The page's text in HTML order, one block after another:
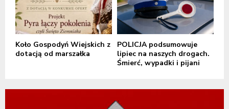
Koło Gospodyń Wiejskich z
dotacją od marszałka
POLICJA podsumowuje
lipiec na naszych drogach.
Śmierć, wypadki i pijani